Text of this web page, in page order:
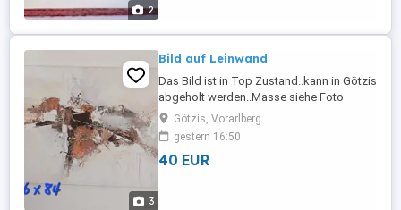
2
3
Bild auf Leinwand
Das Bild ist in Top Zustand..kann in Götzis
abgeholt werden..Masse siehe Foto
Götzis, Vorarlberg
gestern 16:50
40 EUR